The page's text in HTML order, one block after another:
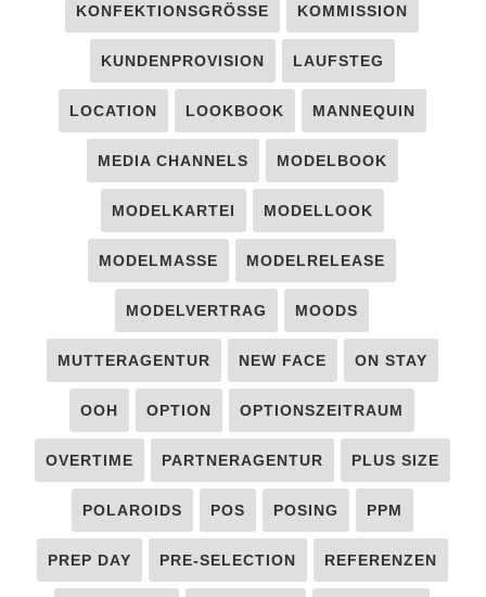
KONFEKTIONSGRÖSSE KOMMISSION
KUNDENPROVISION LAUFSTEG
LOCATION LOOKBOOK MANNEQUIN
MEDIA CHANNELS MODELBOOK
MODELKARTEI MODELLOOK
MODELMASSE MODELRELEASE
MODELVERTRAG MOODS
MUTTERAGENTUR NEW FACE ON STAY
OOH OPTION OPTIONSZEITRAUM
OVERTIME PARTNERAGENTUR PLUS SIZE
POLAROIDS POS POSING PPM
PREP DAY PRE-SELECTION REFERENZEN